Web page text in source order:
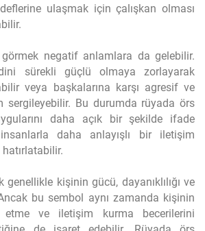
ulaşmak için çalışkan olması
negatif anlamlara da gelebilir.
sürekli güçlü olmaya zorlayarak
veya başkalarına karşı agresif ve
sergileyebilir. Bu durumda rüyada örs
daha açık bir şekilde ifade
daha anlayışlı bir iletişim
kişinin gücü, dayanıklılığı ve
bu sembol aynı zamanda kişinin
etme ve iletişim kurma becerilerini